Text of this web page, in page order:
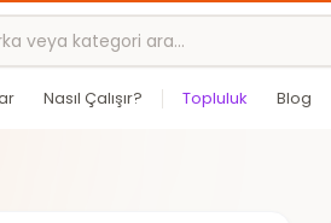
Nasıl Çalışır? Topluluk Blog